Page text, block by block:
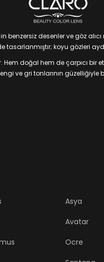
desenler ve göz
koyu gözleri
doğal hem de çarpıcı bir
ve gri tonlarının güzelliğiyle
Asya
Avatar
Ocre